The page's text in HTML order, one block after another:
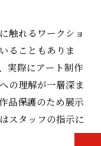
触れるワークショ
ることもありま
実際にアート制作
の理解が一層深ま
品保護のため展示
スタッフの指示に